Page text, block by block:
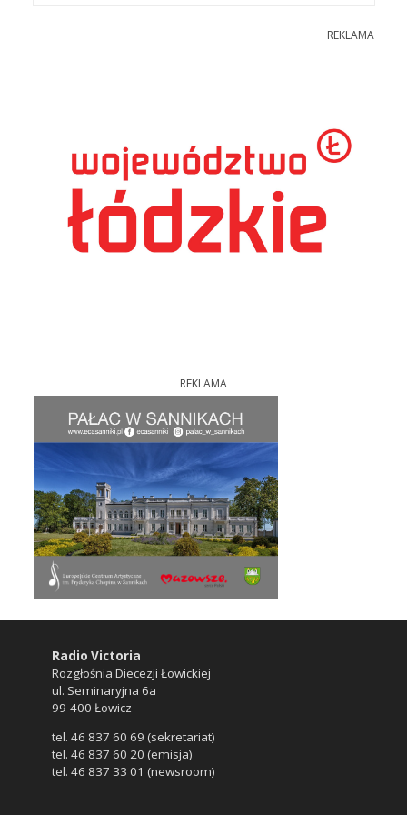
REKLAMA
REKLAMA
Radio Victoria
Rozgłośnia Diecezji Łowickiej
ul. Seminaryjna 6a
99-400 Łowicz
tel. 46 837 60 69 (sekretariat)
tel. 46 837 60 20 (emisja)
tel. 46 837 33 01 (newsroom)